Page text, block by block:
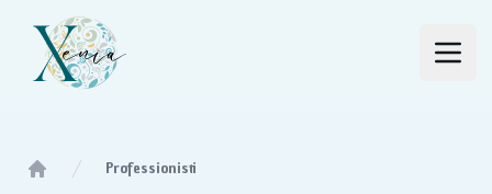
Studio Xenia
Professionisti